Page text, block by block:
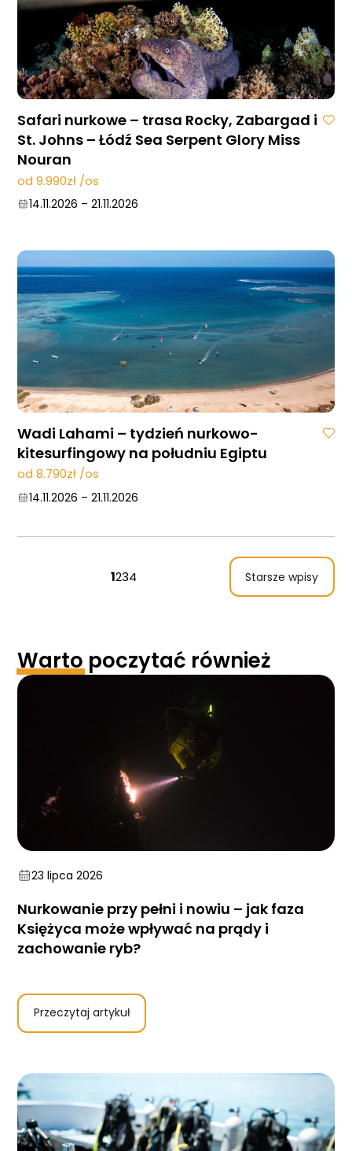
Safari nurkowe – trasa Rocky, Zabargad i
St. Johns – Łódź Sea Serpent Glory Miss
Nouran
od 9.990zł /os
14.11.2026 – 21.11.2026
Wadi Lahami – tydzień nurkowo-
kitesurfingowy na południu Egiptu
od 8.790zł /os
14.11.2026 – 21.11.2026
1234 Starsze wpisy
Wartopoczytać również
23 lipca 2026
Nurkowanie przy pełni i nowiu – jak faza
Księżyca może wpływać na prądy i
zachowanie ryb?
Przeczytaj artykuł